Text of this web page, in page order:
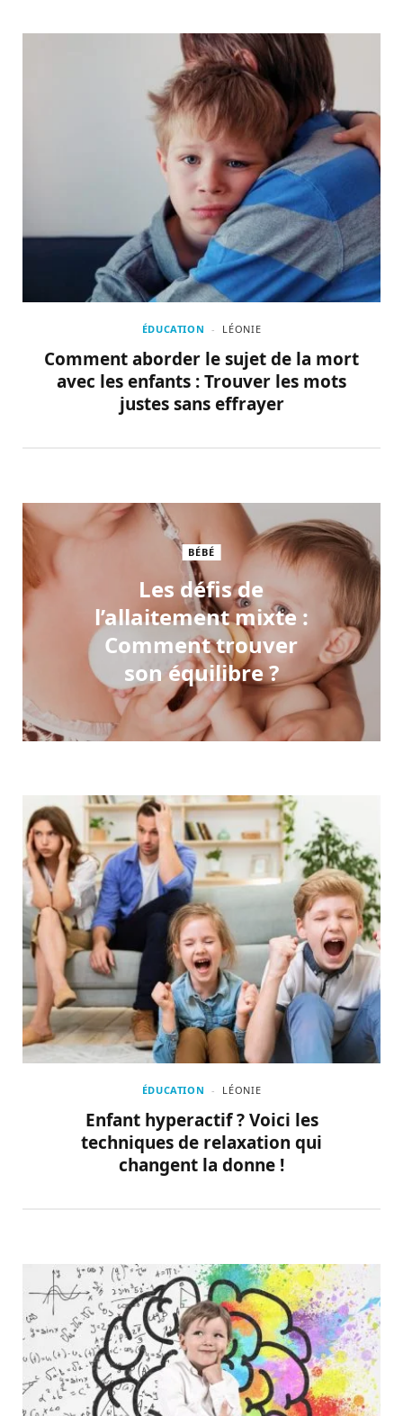
ÉDUCATION LÉONIE
Comment aborder le sujet de la mort
avec les enfants : Trouver les mots
justes sans effrayer
BÉBÉ
Les défis de
l’allaitement mixte :
Comment trouver
son équilibre ?
ÉDUCATION LÉONIE
Enfant hyperactif ? Voici les
techniques de relaxation qui
changent la donne !